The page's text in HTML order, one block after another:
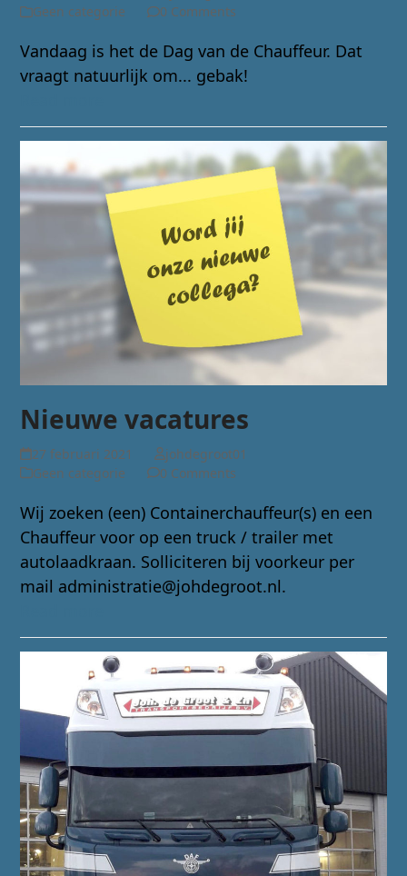
Geen categorie
0 Comments
Vandaag is het de Dag van de Chauffeur. Dat
vraagt natuurlijk om... gebak!
Nieuwe vacatures
27 februari 2021
johdegroot01
Geen categorie
0 Comments
Wij zoeken (een) Containerchauffeur(s) en een
Chauffeur voor op een truck / trailer met
autolaadkraan. Solliciteren bij voorkeur per
mail administratie@johdegroot.nl.